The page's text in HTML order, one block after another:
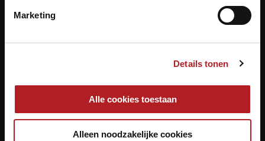
Marketing
Details tonen
Alle cookies toestaan
Alleen noodzakelijke cookies
Over De KNBB